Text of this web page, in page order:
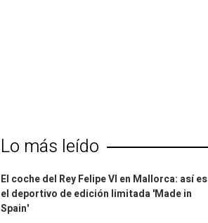
Lo más leído
El coche del Rey Felipe VI en Mallorca: así es
el deportivo de edición limitada 'Made in
Spain'